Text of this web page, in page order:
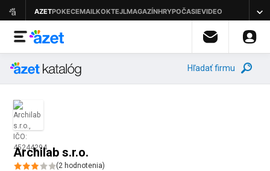
Hľadať firmu
Archilab s.r.o.
(2 hodnotenia)